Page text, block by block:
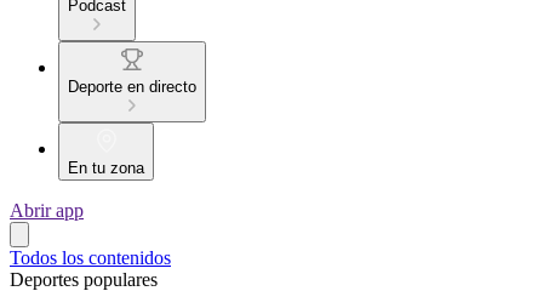
Podcast
Deporte en directo
En tu zona
Abrir app
Todos los contenidos
Deportes populares